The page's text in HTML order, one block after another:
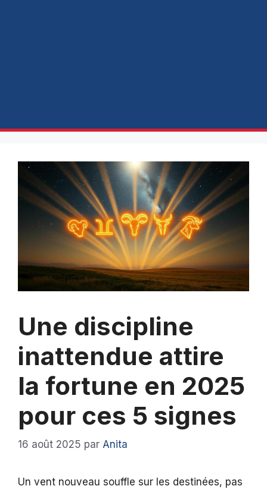
Une discipline
inattendue attire
la fortune en 2025
pour ces 5 signes
16 août 2025 par Anita
Un vent nouveau souffle sur les destinées, pas